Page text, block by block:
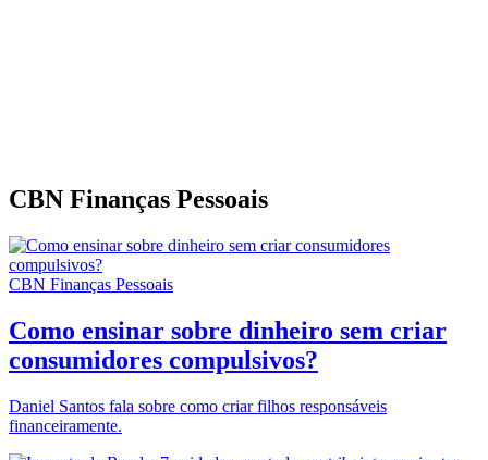
CBN Finanças Pessoais
CBN Finanças Pessoais
Como ensinar sobre dinheiro sem criar
consumidores compulsivos?
Daniel Santos fala sobre como criar filhos responsáveis
financeiramente.